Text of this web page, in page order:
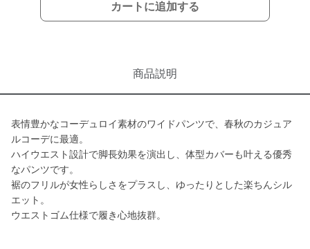
カートに追加する
商品説明
表情豊かなコーデュロイ素材のワイドパンツで、春秋のカジュア
ルコーデに最適。
ハイウエスト設計で脚長効果を演出し、体型カバーも叶える優秀
なパンツです。
裾のフリルが女性らしさをプラスし、ゆったりとした楽ちんシル
エット。
ウエストゴム仕様で履き心地抜群。